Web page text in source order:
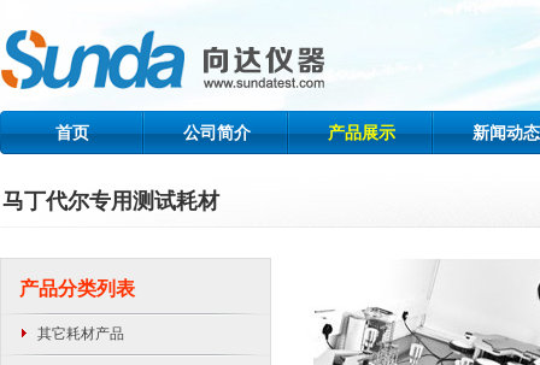
首页 公司简介 产品展示 新闻动态
马丁代尔专用测试耗材
产品分类列表
其它耗材产品